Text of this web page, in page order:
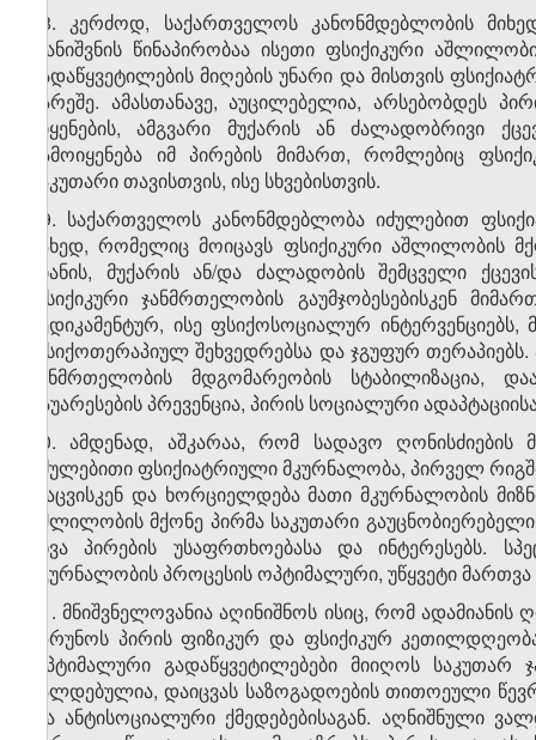
18. კერძოდ, საქართველოს კანონმდებლობის
დანიშვნის წინაპირობაა ისეთი ფსიქიკური
გადაწყვეტილების მიღების უნარი და მისთვის
გარეშე. ამასთანავე, აუცილებელია, არსებობდეს
მიყენების, ამგვარი მუქარის ან ძალადობრივი
გამოიყენება იმ პირების მიმართ, რომლებიც
საკუთარი თავისთვის, ისე სხვებისთვის.
19. საქართველოს კანონმდებლობა იძულებით
სახედ, რომელიც მოიცავს ფსიქიკური აშლილობის
ზიანის, მუქარის ან/და ძალადობის შემცველი
ფსიქიკური ჯანმრთელობის გაუმჯობესებისკენ
მედიკამენტურ, ისე ფსიქოსოციალურ
ფსიქოთერაპიულ შეხვედრებსა და ჯგუფურ
ჯანმრთელობის მდგომარეობის სტაბილიზაცია,
გაუარესების პრევენცია, პირის სოციალური
20. ამდენად, აშკარაა, რომ სადავო ღონისძიების
იძულებითი ფსიქიატრიული მკურნალობა, პირველ
დაცვისკენ და ხორციელდება მათი მკურნალობის
აშლილობის მქონე პირმა საკუთარი
სხვა პირების უსაფრთხოებასა და ინტერესებს.
მკურნალობის პროცესის ოპტიმალური, უწყვეტი
21. მნიშვნელოვანია აღინიშნოს ისიც, რომ
იზრუნოს პირის ფიზიკურ და ფსიქიკურ
ოპტიმალური გადაწყვეტილებები მიიღოს
ვალდებულია, დაიცვას საზოგადოების თითოეული
და ანტისოციალური ქმედებებისაგან. აღნიშნული